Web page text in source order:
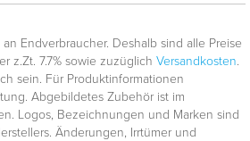
Endverbraucher. Deshalb sind alle Preise
z.Zt. 7.7% sowie zuzüglich Versandkosten.
sein. Für Produktinformationen
Abgebildetes Zubehör ist im
Logos, Bezeichnungen und Marken sind
Änderungen, Irrtümer und